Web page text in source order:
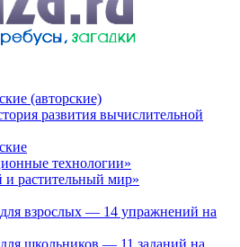
(авторские)
развития вычислительной
технологии»
растительный мир»
для взрослых — 14 упражнений на
школьников — 11 заданий на